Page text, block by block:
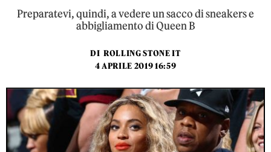
Preparatevi, quindi, a vedere un sacco di sneakers e
abbigliamento di Queen B
DI ROLLING STONE IT
4 APRILE 2019 16:59